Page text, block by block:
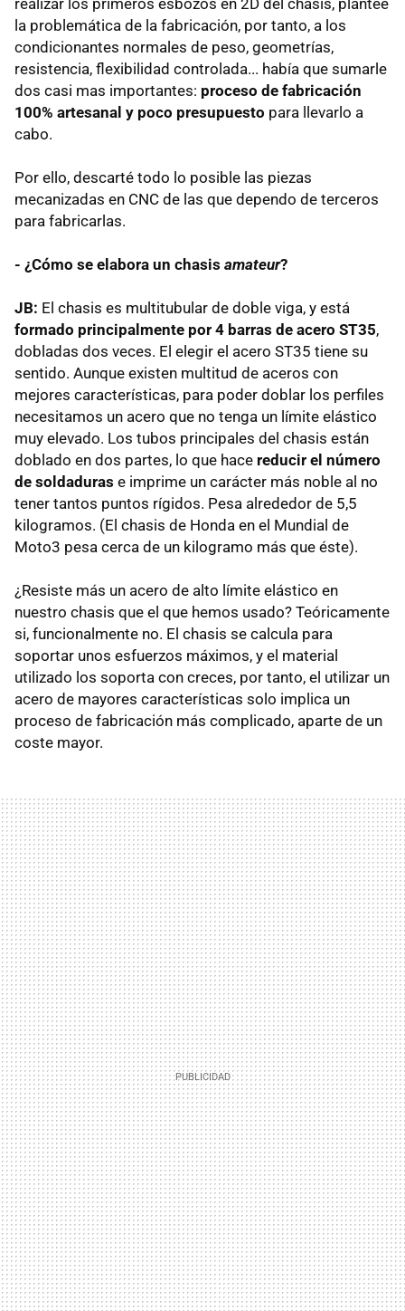
la problemática de la fabricación, por tanto, a los
condicionantes normales de peso, geometrías,
resistencia, flexibilidad controlada... había que sumarle
dos casi mas importantes: proceso de fabricación
100% artesanal y poco presupuesto para llevarlo a
cabo.
Por ello, descarté todo lo posible las piezas
mecanizadas en CNC de las que dependo de terceros
para fabricarlas.
- ¿Cómo se elabora un chasis amateur?
JB: El chasis es multitubular de doble viga, y está
formado principalmente por 4 barras de acero ST35,
dobladas dos veces. El elegir el acero ST35 tiene su
sentido. Aunque existen multitud de aceros con
mejores características, para poder doblar los perfiles
necesitamos un acero que no tenga un límite elástico
muy elevado. Los tubos principales del chasis están
doblado en dos partes, lo que hace reducir el número
de soldaduras e imprime un carácter más noble al no
tener tantos puntos rígidos. Pesa alrededor de 5,5
kilogramos. (El chasis de Honda en el Mundial de
Moto3 pesa cerca de un kilogramo más que éste).
¿Resiste más un acero de alto límite elástico en
nuestro chasis que el que hemos usado? Teóricamente
si, funcionalmente no. El chasis se calcula para
soportar unos esfuerzos máximos, y el material
utilizado los soporta con creces, por tanto, el utilizar un
acero de mayores características solo implica un
proceso de fabricación más complicado, aparte de un
coste mayor.